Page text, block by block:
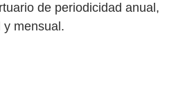
de periodicidad anual,
y mensual.